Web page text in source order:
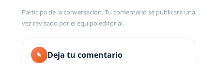
Participa de la conversación. Tu comentario se publicará una
vez revisado por el equipo editorial.
✎ Deja tu comentario